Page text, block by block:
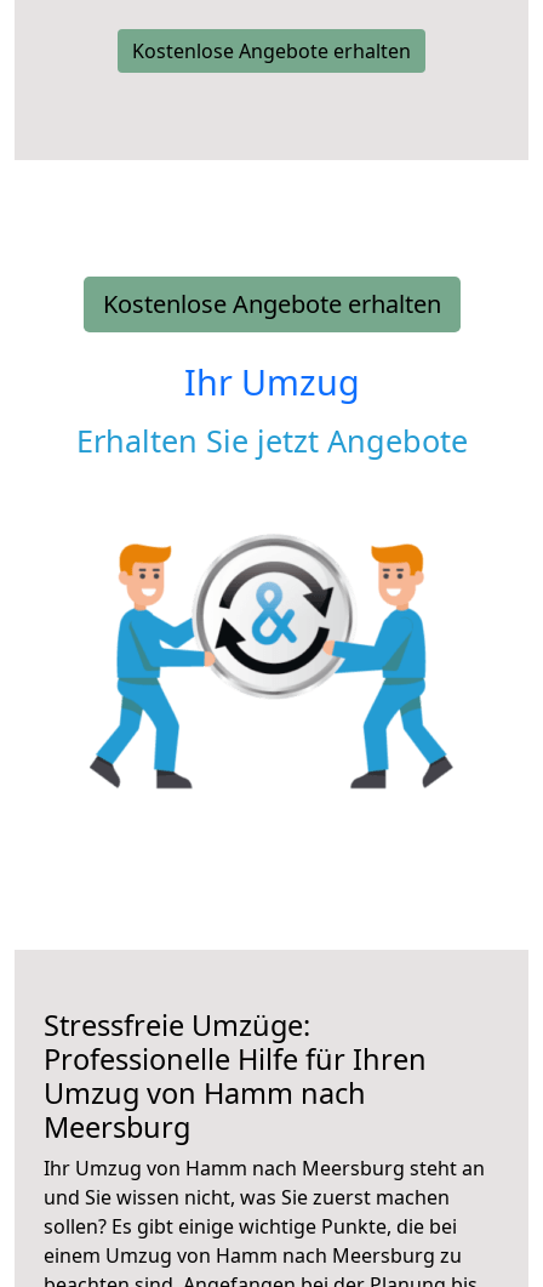
Kostenlose Angebote erhalten
Kostenlose Angebote erhalten
Ihr Umzug
Erhalten Sie jetzt Angebote
Stressfreie Umzüge:
Professionelle Hilfe für Ihren
Umzug von Hamm nach
Meersburg
Ihr Umzug von Hamm nach Meersburg steht an
und Sie wissen nicht, was Sie zuerst machen
sollen? Es gibt einige wichtige Punkte, die bei
einem Umzug von Hamm nach Meersburg zu